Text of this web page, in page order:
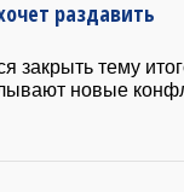
раздавить
закрыть тему
новые